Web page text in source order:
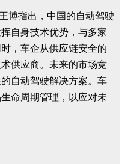
博指出，中国的自动驾驶
自身技术优势，与多家
，车企从供应链安全的
供应商。未来的市场竞
自动驾驶解决方案。车
命周期管理，以应对未